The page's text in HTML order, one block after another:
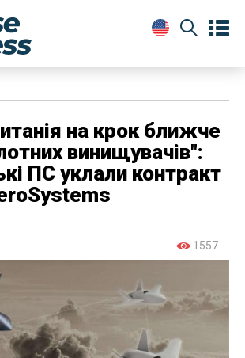
на крок ближче
винищувачів":
ПС уклали контракт
1557